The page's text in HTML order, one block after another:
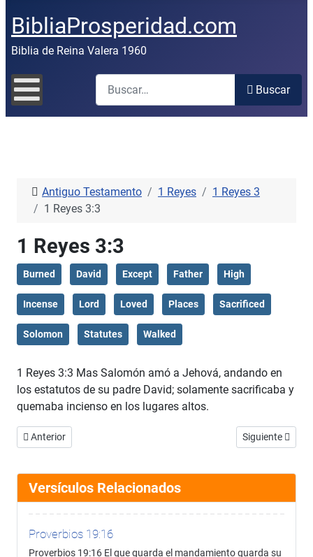
BibliaProsperidad.com
Biblia de Reina Valera 1960
Buscar
Buscar
Antiguo Testamento 1 Reyes
1 Reyes 3
1 Reyes 3:3
1 Reyes 3:3
Burned David Except Father High
Incense Lord Loved Places Sacrificed
Solomon Statutes Walked
1 Reyes 3:3 Mas Salomón amó a Jehová, andando en
los estatutos de su padre David; solamente sacrificaba y
quemaba incienso en los lugares altos.
Artículo anterior: 1 Reyes 3:2
Anterior Artículo
Siguiente
Versículos Relacionados
Proverbios 19:16
Proverbios 19:16 El que guarda el mandamiento guarda su